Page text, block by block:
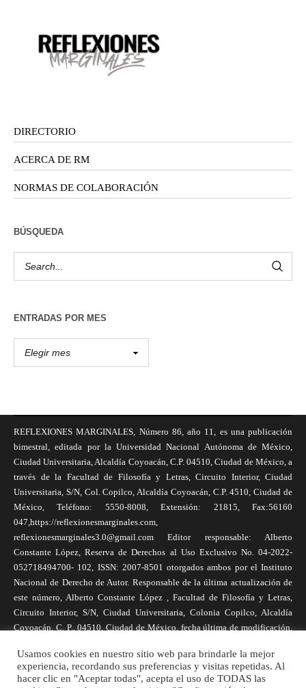
DIRECTORIO
ACERCA DE RM
NORMAS DE COLABORACIÓN
BÚSQUEDA
ENTRADAS POR MES
REFLEXIONES MARGINALES, Número 86, año 11, es una publicación
bimestral, editada por la Universidad Nacional Autónoma de México,
Ciudad Universitaria, Alcaldía Coyoacán, C.P. 04510, Ciudad de México, a
través de la Facultad de Filosofía y Letras, Circuito Interior, Ciudad
Universitaria, S/N, Col. Copilco, Alcaldía Coyoacán, C.P. 4510, Ciudad de
México, Teléfono: 5550-8008, Extensión: 21815, Fax:56160
047,https://reflexionesmarginales.com,
reflexionesmarginales3.0@gmail.com Editor responsable: Alberto
Constante López, Reserva de Derechos al Uso Exclusivo No. 04-2022-
052718494700- 102, ISSN: 2007-8501 otorgados ambos por el Instituto
Nacional de Derecho de Autor. Responsable de la última actualización de
este número, Alberto Constante López , Facultad de Filosofía y Letras,
Circuito Interior, S/N, Ciudad Universitaria, Colonia Copilco, Alcaldía
Coyoacán, C. P., 04510, Ciudad de México, fecha última de modificación,
necesariamente reflejan la postura de la revista, ni de Universidad Nacional
Autónoma de México. Los autores son responsables de los contenidos de
Usamos cookies en nuestro sitio web para brindarle la mejor
experiencia, recordando sus preferencias y visitas repetidas. Al
hacer clic en "Aceptar todas", acepta el uso de TODAS las